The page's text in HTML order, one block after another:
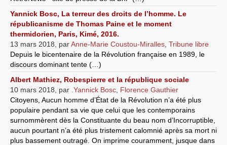
Yannick Bosc, La terreur des droits de l’homme. Le
républicanisme de Thomas Paine et le moment
thermidorien, Paris, Kimé, 2016.
13 mars 2018
parAnne-Marie Coustou-Miralles Tribune libre
Depuis le bicentenaire de la Révolution française en 1989, le
discours dominant tente (…)
Albert Mathiez, Robespierre et la république sociale
10 mars 2018
par .Yannick Bosc Florence Gauthier
Citoyens, Aucun homme d’État de la Révolution n’a été plus
populaire pendant sa vie que celui que les contemporains
surnommèrent dès la Constituante du beau nom d’Incorruptible,
aucun pourtant n’a été plus tristement calomnié après sa mort ni
plus bassement outragé. On imprime couramment, jusque dans